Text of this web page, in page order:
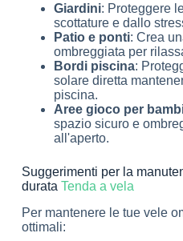
Giardini: Proteggere
scottature e dallo
Patio e ponti: Crea
ombreggiata per
Bordi piscina:
solare diretta
piscina.
Aree gioco per
spazio sicuro e
all'aperto.
Suggerimenti per la
durata Tenda a vela
Per mantenere le tue vele
ottimali: